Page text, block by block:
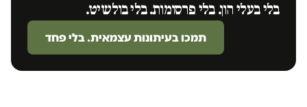
בלי בעלי הון. בלי פרסומות. בלי בולשיט.
תמכו בעיתונות עצמאית. בלי פחד